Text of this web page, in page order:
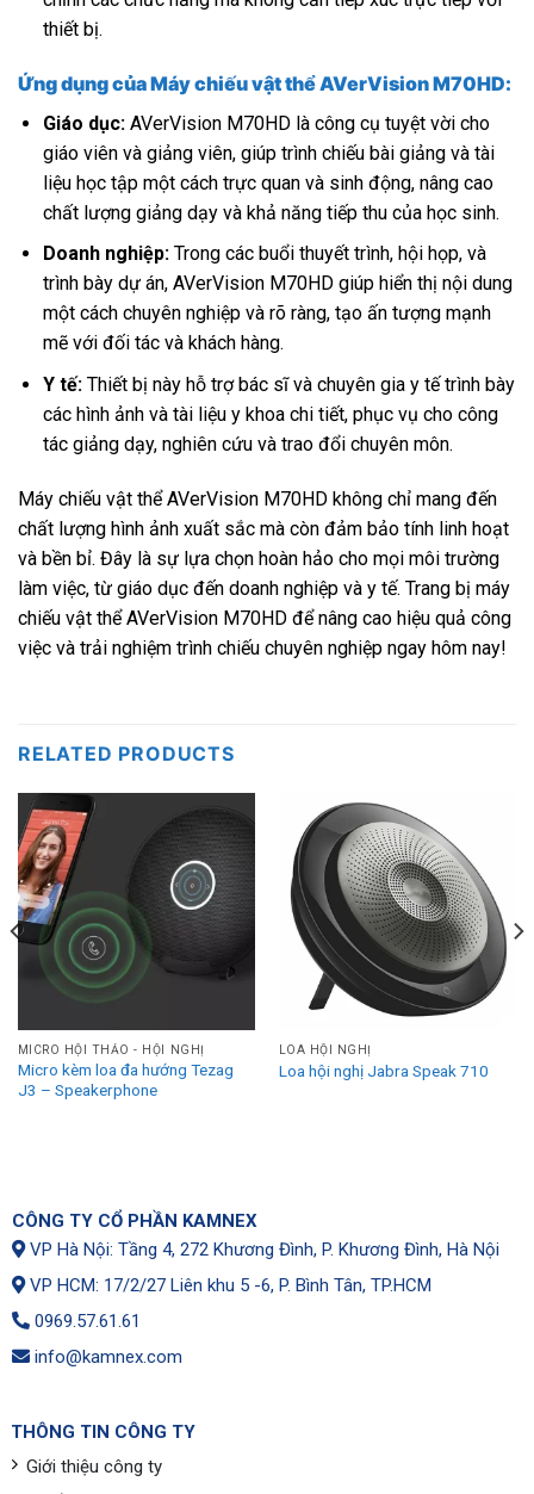
thiết bị.
Ứng dụng của Máy chiếu vật thể AVerVision M70HD:
Giáo dục:AVerVision M70HD là công cụ tuyệt vời cho
giáo viên và giảng viên, giúp trình chiếu bài giảng và tài
liệu học tập một cách trực quan và sinh động, nâng cao
chất lượng giảng dạy và khả năng tiếp thu của học sinh.
Doanh nghiệp:Trong các buổi thuyết trình, hội họp, và
trình bày dự án, AVerVision M70HD giúp hiển thị nội dung
một cách chuyên nghiệp và rõ ràng, tạo ấn tượng mạnh
mẽ với đối tác và khách hàng.
Y tế:Thiết bị này hỗ trợ bác sĩ và chuyên gia y tế trình bày
các hình ảnh và tài liệu y khoa chi tiết, phục vụ cho công
tác giảng dạy, nghiên cứu và trao đổi chuyên môn.
Máy chiếu vật thể AVerVision M70HD không chỉ mang đến
chất lượng hình ảnh xuất sắc mà còn đảm bảo tính linh hoạt
và bền bỉ. Đây là sự lựa chọn hoàn hảo cho mọi môi trường
làm việc, từ giáo dục đến doanh nghiệp và y tế. Trang bị máy
chiếu vật thể AVerVision M70HD để nâng cao hiệu quả công
việc và trải nghiệm trình chiếu chuyên nghiệp ngay hôm nay!
RELATED PRODUCTS
MICRO HỘI THẢO - HỘI NGHỊ
Micro kèm loa đa hướng Tezag
J3 – Speakerphone
LOA HỘI NGHỊ
Loa hội nghị Jabra Speak 710
CÔNG TY CỔ PHẦN KAMNEX
VP Hà Nội: Tầng 4, 272 Khương Đình, P. Khương Đình, Hà Nội
VP HCM: 17/2/27 Liên khu 5 -6, P. Bình Tân, TP.HCM
0969.57.61.61
info@kamnex.com
THÔNG TIN CÔNG TY
Giới thiệu công ty